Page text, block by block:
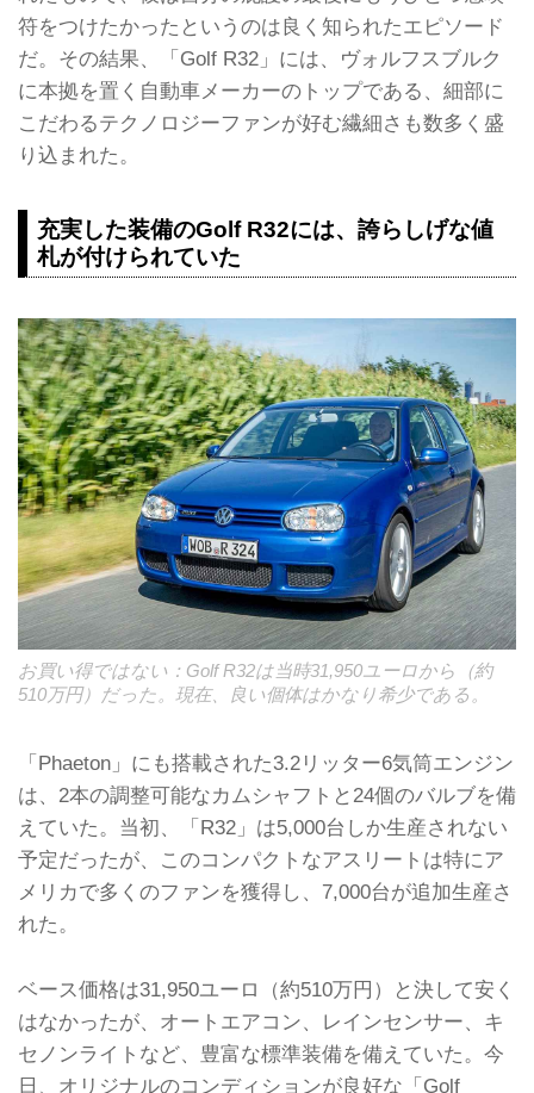
符をつけたかったというのは良く知られたエピソード
だ。その結果、「Golf R32」には、ヴォルフスブルク
に本拠を置く自動車メーカーのトップである、細部に
こだわるテクノロジーファンが好む繊細さも数多く盛
り込まれた。
充実した装備のGolf R32には、誇らしげな値
札が付けられていた
お買い得ではない：Golf R32は当時31,950ユーロから（約
510万円）だった。現在、良い個体はかなり希少である。
「Phaeton」にも搭載された3.2リッター6気筒エンジン
は、2本の調整可能なカムシャフトと24個のバルブを備
えていた。当初、「R32」は5,000台しか生産されない
予定だったが、このコンパクトなアスリートは特にア
メリカで多くのファンを獲得し、7,000台が追加生産さ
れた。
ベース価格は31,950ユーロ（約510万円）と決して安く
はなかったが、オートエアコン、レインセンサー、キ
セノンライトなど、豊富な標準装備を備えていた。今
日、オリジナルのコンディションが良好な「Golf